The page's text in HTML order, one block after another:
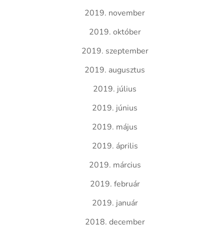
2019. november
2019. október
2019. szeptember
2019. augusztus
2019. július
2019. június
2019. május
2019. április
2019. március
2019. február
2019. január
2018. december